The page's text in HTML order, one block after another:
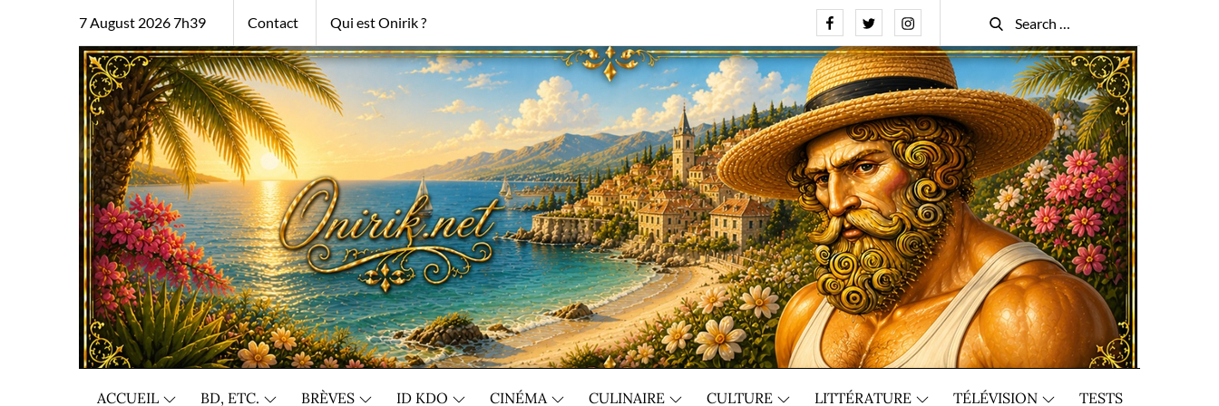
7 August 2026 7h39 Contact Qui est Onirik ? FacebookTwitterInstagram
Search
for:
Search
ACCUEIL BD, ETC. BRÈVES ID KDO CINÉMA CULINAIRE CULTURE LITTÉRATURE TÉLÉVISION TESTS